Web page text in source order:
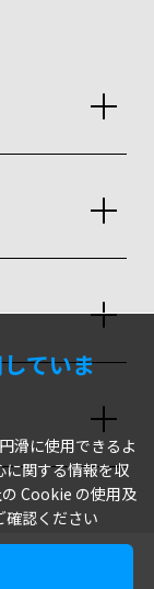
ていま
滑に使用できるよ
に関する情報を収
Cookie の使用及
確認ください